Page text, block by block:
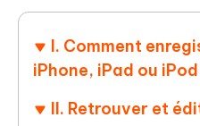
I. Comment
iPhone, iPad ou iPod
II. Retrouver et